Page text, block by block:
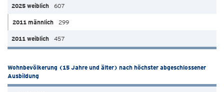
607
299
457
Wohnbevölkerung (15 Jahre und älter) nach höchster abgeschlossener
Ausbildung